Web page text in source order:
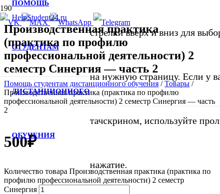
ПОМОЩЬ
СТУДЕНТАМ
ДИСТАНЦИОННОГО
ОБУЧЕНИЯ
стрелки вверх и вниз для
на нужную страницу. Если у
тачскрином, используйте
нажатие.
Производственная практика
(практика по профилю
профессиональной деятельности) 2
семестр Синергия — часть 2
Помощь студентам дистанционного обучения /Товары /
Производственная практика (практика по профилю
профессиональной деятельности) 2 семестр Синергия — часть
2
500₽
Количество товара Производственная практика (практика по
профилю профессиональной деятельности) 2 семестр
Синергия